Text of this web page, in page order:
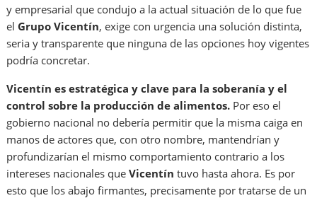
y empresarial que condujo a la actual situación de lo que fue
el Grupo Vicentín, exige con urgencia una solución distinta,
seria y transparente que ninguna de las opciones hoy vigentes
podría concretar.
Vicentín es estratégica y clave para la soberanía y el
control sobre la producción de alimentos. Por eso el
gobierno nacional no debería permitir que la misma caiga en
manos de actores que, con otro nombre, mantendrían y
profundizarían el mismo comportamiento contrario a los
intereses nacionales queVicentín tuvo hasta ahora. Es por
esto que los abajo firmantes, precisamente por tratarse de un